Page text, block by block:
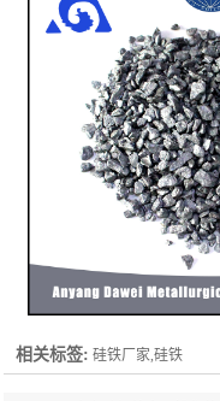
相关标签: 硅铁厂家,硅铁